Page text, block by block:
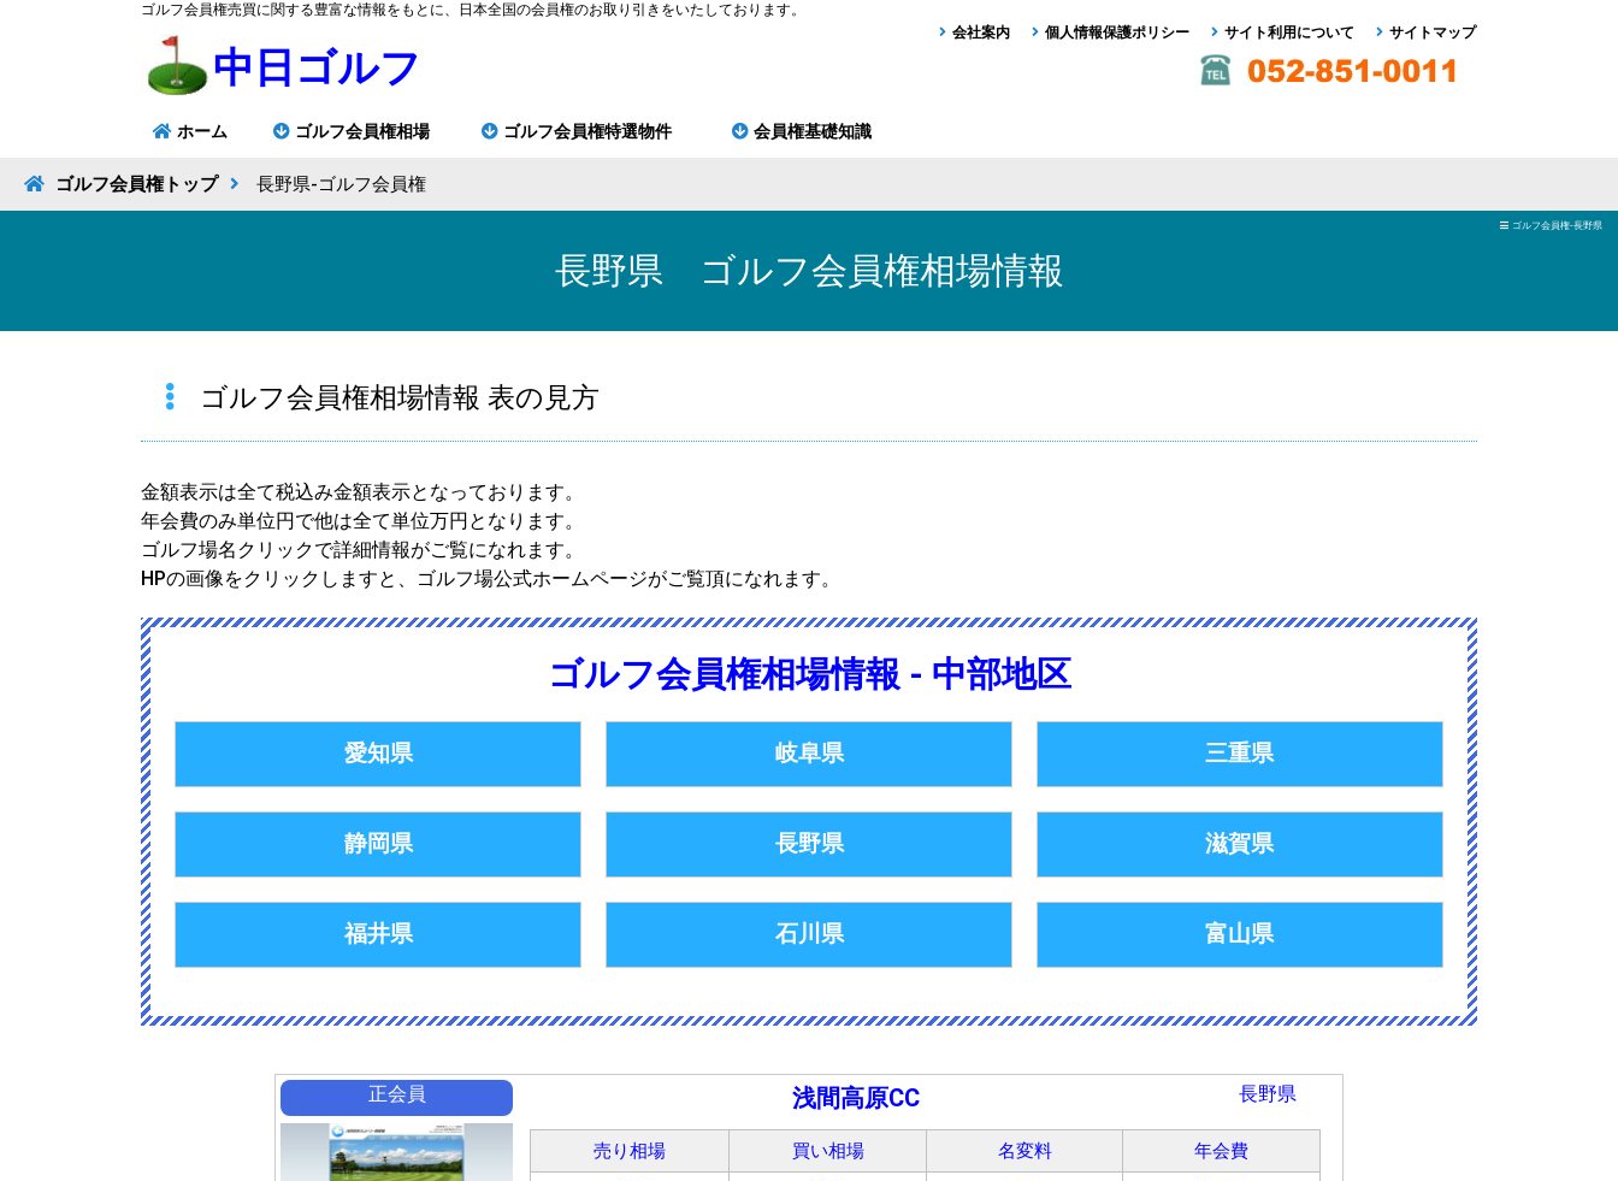
ゴルフ会員権売買に関する豊富な情報をもとに、日本全国の会員権のお取り引きをいたしております。
中日ゴルフ
会社案内 個人情報保護ポリシー サイト利用について サイトマップ
ホーム ゴルフ会員権相場 ゴルフ会員権特選物件 会員権基礎知識
ゴルフ会員権トップ 長野県-ゴルフ会員権
長野県 ゴルフ会員権相場情報
ゴルフ会員権-長野県
ゴルフ会員権相場情報 表の見方
金額表示は全て税込み金額表示となっております。
年会費のみ単位円で他は全て単位万円となります。
ゴルフ場名クリックで詳細情報がご覧になれます。
HPの画像をクリックしますと、ゴルフ場公式ホームページがご覧頂になれます。
ゴルフ会員権相場情報 - 中部地区
愛知県 岐阜県 三重県
静岡県 長野県 滋賀県
福井県 石川県 富山県
正会員 浅間高原CC 長野県
売り相場 買い相場 名変料
年会費